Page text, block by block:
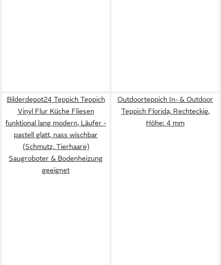
Bilderdepot24 Teppich Teppich
Vinyl Flur Küche Fliesen
funktional lang modern, Läufer -
pastell glatt, nass wischbar
(Schmutz, Tierhaare)
Saugroboter & Bodenheizung
geeignet
Outdoorteppich In- & Outdoor
Teppich Florida, Rechteckig,
Höhe: 4 mm